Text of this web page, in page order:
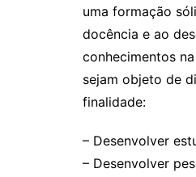
uma formação
docência e ao
conhecimentos
sejam objeto de
finalidade:
– Desenvolver
– Desenvolver